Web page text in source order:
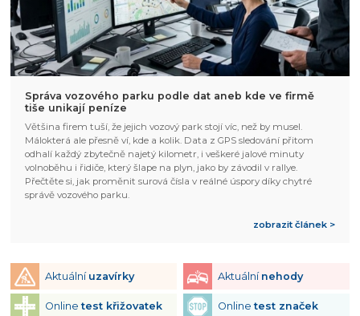
Správa vozového parku podle dat aneb kde ve firmě
tiše unikají peníze
Většina firem tuší, že jejich vozový park stojí víc, než by musel.
Málokterá ale přesně ví, kde a kolik. Data z GPS sledování přitom
odhalí každý zbytečně najetý kilometr, i veškeré jalové minuty
volnoběhu i řidiče, který šlape na plyn, jako by závodil v rallye.
Přečtěte si, jak proměnit surová čísla v reálné úspory díky chytré
správě vozového parku.
zobrazit článek >
Aktuální uzavírky Aktuální nehody
Onlinetest křižovatek Onlinetest značek